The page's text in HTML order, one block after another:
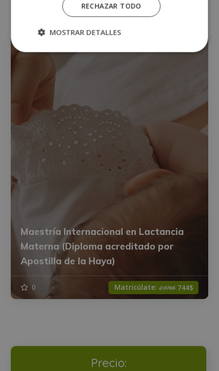
NUTRICIÓN
Maestría Internacional en Lactancia
Materna (Diploma acreditado por
Apostilla de la Haya)
0 Matricúlate:2.976$ 744$
Precio:
RECHAZAR TODO
MOSTRAR DETALLES